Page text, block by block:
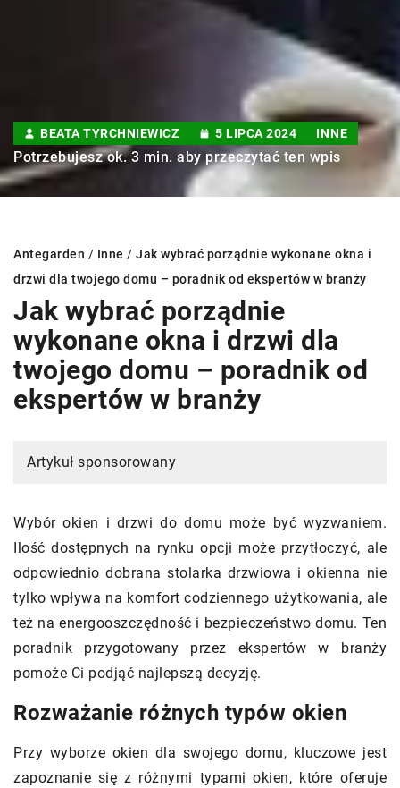
BEATA TYRCHNIEWICZ 5 LIPCA 2024 INNE
Potrzebujesz ok. 3 min. aby przeczytać ten wpis
Antegarden / Inne / Jak wybrać porządnie wykonane okna i
drzwi dla twojego domu – poradnik od ekspertów w branży
Jak wybrać porządnie
wykonane okna i drzwi dla
twojego domu – poradnik od
ekspertów w branży
Artykuł sponsorowany
Wybór okien i drzwi do domu może być wyzwaniem.
Ilość dostępnych na rynku opcji może przytłoczyć, ale
odpowiednio dobrana stolarka drzwiowa i okienna nie
tylko wpływa na komfort codziennego użytkowania, ale
też na energooszczędność i bezpieczeństwo domu. Ten
poradnik przygotowany przez ekspertów w branży
pomoże Ci podjąć najlepszą decyzję.
Rozważanie różnych typów okien
Przy wyborze okien dla swojego domu, kluczowe jest
zapoznanie się z różnymi typami okien, które oferuje